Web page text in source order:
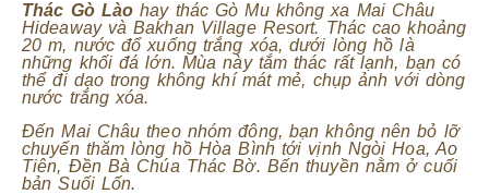
Thác Gò Lào hay thác Gò Mu không xa Mai Châu
Hideaway và Bakhan Village Resort. Thác cao khoảng
20 m, nước đổ xuống trắng xóa, dưới lòng hồ là
những khối đá lớn. Mùa này tắm thác rất lạnh, bạn có
thể đi dạo trong không khí mát mẻ, chụp ảnh với dòng
nước trắng xóa.
Đến Mai Châu theo nhóm đông, bạn không nên bỏ lỡ
chuyến thăm lòng hồ Hòa Bình tới vịnh Ngòi Hoa, Ao
Tiên, Đền Bà Chúa Thác Bờ. Bến thuyền nằm ở cuối
bản Suối Lốn.